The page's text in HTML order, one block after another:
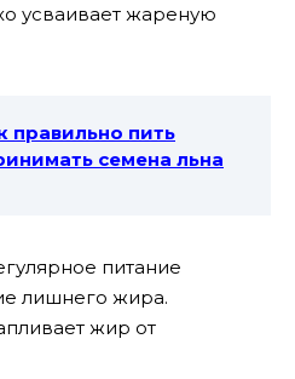
усваивает жареную
правильно пить
семена льна
питание
лишнего жира.
жир от